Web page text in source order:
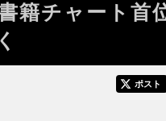
籍チャート首
ポスト